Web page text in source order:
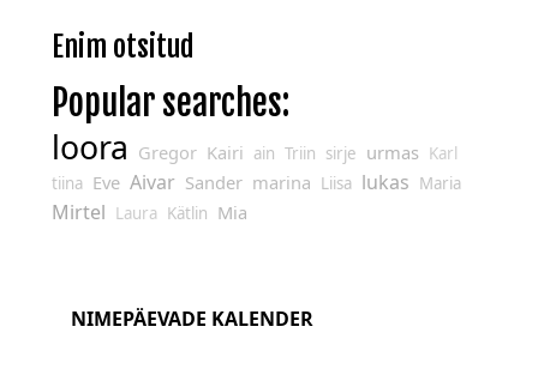
Enim otsitud
Popular searches:
loora Gregor Kairi ain Triin sirje urmas Karl
tiina Eve Aivar Sander marina Liisa lukas Maria
Mirtel Laura Kätlin Mia
NIMEPÄEVADE KALENDER